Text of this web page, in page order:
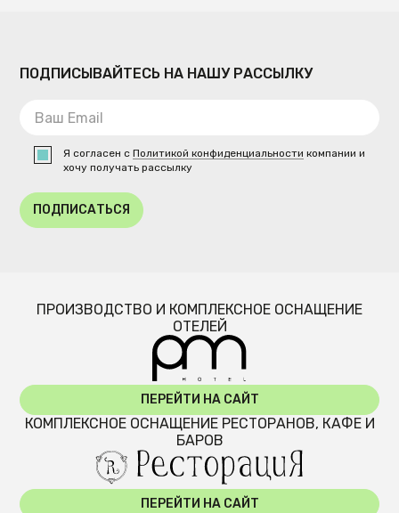
ПОДПИСЫВАЙТЕСЬ НА НАШУ РАССЫЛКУ
Я согласен сПолитикой конфиденциальности компании и
хочу получать рассылку
ПОДПИСАТЬСЯ
ПРОИЗВОДСТВО И КОМПЛЕКСНОЕ ОСНАЩЕНИЕ
ОТЕЛЕЙ
ПЕРЕЙТИ НА САЙТ
КОМПЛЕКСНОЕ ОСНАЩЕНИЕ РЕСТОРАНОВ, КАФЕ И
БАРОВ
ПЕРЕЙТИ НА САЙТ